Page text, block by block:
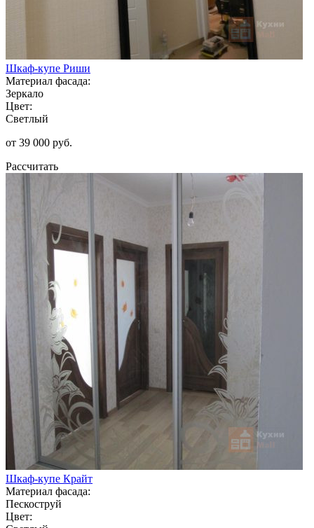
Шкаф-купе Риши
Материал фасада:
Зеркало
Цвет:
Светлый
от 39 000 руб.
Рассчитать
Шкаф-купе Крайт
Материал фасада:
Пескоструй
Цвет: